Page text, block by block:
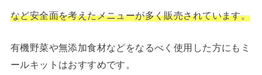
など安全面を考えたメニューが多く販売されています。
有機野菜や無添加食材などをなるべく使用した方にもミ
ールキットはおすすめです。